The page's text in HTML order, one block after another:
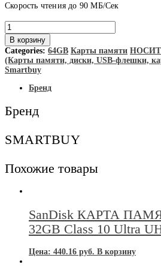
Скорость чтения до 90 МБ/Сек
Количество
товара
SmartBuy
КАРТА
ПАМЯТИ
MICRO
Advanced
64GB
Class
+
В корзину
Categories: 64GB Карты памяти
(Карты памяти, диски, USB-флешки,
Smartbuy
Бренд
Бренд
SMARTBUY
Похожие товары
SanDisk КАРТА
32GB Class 10 Ultra
Цена: 440.16 руб. В корзину